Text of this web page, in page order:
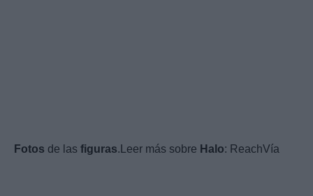
Fotos de las figuras.Leer más sobre Halo: ReachVía